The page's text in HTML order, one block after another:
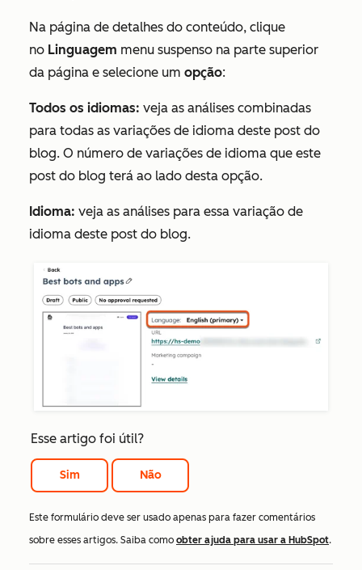
Na página de detalhes do conteúdo, clique
no Linguagem menu suspenso na parte superior
da página e selecione um opção:
Todos os idiomas: veja as análises combinadas
para todas as variações de idioma deste post do
blog. O número de variações de idioma que este
post do blog terá ao lado desta opção.
Idioma: veja as análises para essa variação de
idioma deste post do blog.
Esse artigo foi útil?
Sim Não
Este formulário deve ser usado apenas para fazer comentários
sobre esses artigos. Saiba como obter ajuda para usar a HubSpot.